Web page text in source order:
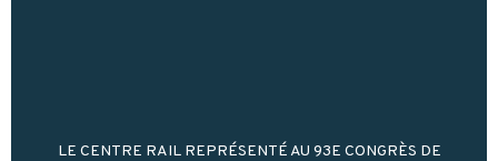
LE CENTRE RAIL REPRÉSENTÉ AU 93E CONGRÈS DE